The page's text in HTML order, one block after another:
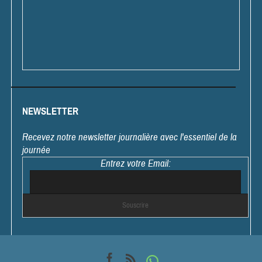
NEWSLETTER
Recevez notre newsletter journalière avec l'essentiel de la
journée
Entrez votre Email: